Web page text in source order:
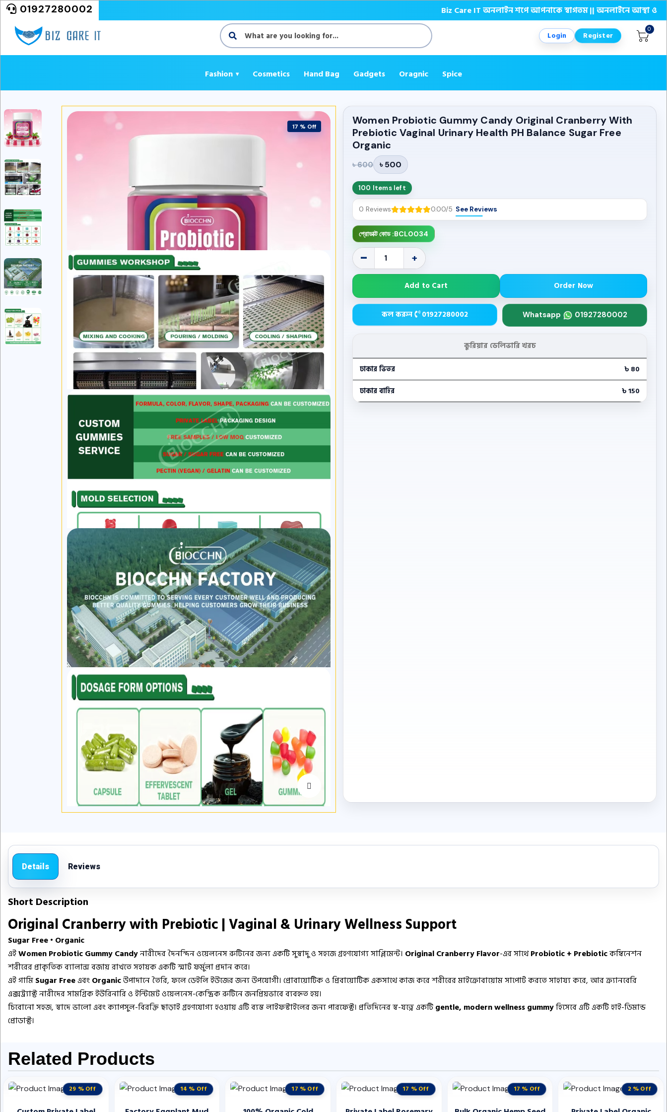
01927280002 Biz Care IT অনলাইন শপে আপনাকে স্বাগতম || অনলাইনে আস্থা ও বিশ্বস্ততার
Login Register
0
Fashion Cosmetics Hand Bag Gadgets Oragnic Spice
17 % Off
Women Probiotic Gummy Candy Original Cranberry With
Prebiotic Vaginal Urinary Health PH Balance Sugar Free
Organic
৳ 600 ৳ 500
100 Items left
0 Reviews 0.00/5 See Reviews
প্রোডাক্ট কোড :BCL0034
- +
Add to Cart Order Now
কল করুন 01927280002 Whatsapp 01927280002
কুরিয়ার ডেলিভারি খরচ
ঢাকার ভিতর
৳ 80
ঢাকার বাহির
৳ 150
Details Reviews
Short Description
Original Cranberry with Prebiotic | Vaginal & Urinary Wellness Support
Sugar Free • Organic
এইWomen Probiotic Gummy Candyনারীদের দৈনন্দিন ওয়েলনেস রুটিনের জন্য একটি সুস্বাদু ও সহজে গ্রহণযোগ্য সাপ্লিমেন্ট। Original Cranberry Flavor-এর সাথেProbiotic + Prebioticকম্বিনেশন
শরীরের প্রাকৃতিক ব্যালান্স বজায় রাখতে সহায়ক একটি স্মার্ট ফর্মুলা প্রদান করে।
এই গামিSugar FreeএবংOrganicউপাদানে তৈরি, ফলে ডেইলি ইউজের জন্য উপযোগী। প্রোবায়োটিক ও প্রিবায়োটিক একসাথে কাজ করে শরীরের মাইক্রোবায়োম সাপোর্ট করতে সাহায্য করে, আর ক্র্যানবেরি
এক্সট্র্যাক্ট নারীদের সামগ্রিক ইউরিনারি ও ইন্টিমেট ওয়েলনেস-কেন্দ্রিক রুটিনে জনপ্রিয়ভাবে ব্যবহৃত হয়।
চিবোনো সহজ, স্বাদে ভালো এবং ক্যাপসুল-বিরক্তি ছাড়াই গ্রহণযোগ্য হওয়ায় এটি ব্যস্ত লাইফস্টাইলের জন্য পারফেক্ট। প্রতিদিনের স্ব-যত্নে একটিgentle, modern wellness gummyহিসেবে এটি একটি হাই-ডিমান্ড
প্রোডাক্ট।
Related Products
29 % Off 14 % Off 17 % Off 17 % Off 17 % Off 2 % Off